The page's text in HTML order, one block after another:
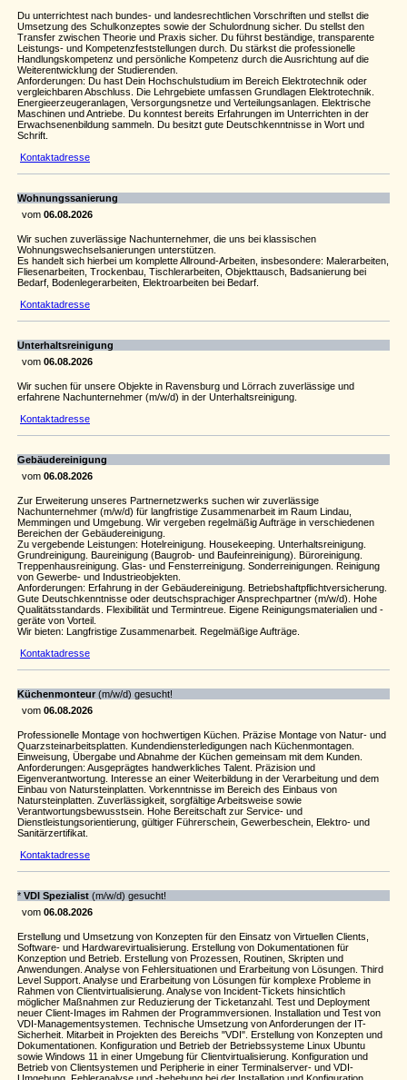
Du unterrichtest nach bundes- und landesrechtlichen Vorschriften und stellst die
Umsetzung des Schulkonzeptes sowie der Schulordnung sicher. Du stellst den
Transfer zwischen Theorie und Praxis sicher. Du führst beständige, transparente
Leistungs- und Kompetenzfeststellungen durch. Du stärkst die professionelle
Handlungskompetenz und persönliche Kompetenz durch die Ausrichtung auf die
Weiterentwicklung der Studierenden.
Anforderungen: Du hast Dein Hochschulstudium im Bereich Elektrotechnik oder
vergleichbaren Abschluss. Die Lehrgebiete umfassen Grundlagen Elektrotechnik.
Energieerzeugeranlagen, Versorgungsnetze und Verteilungsanlagen. Elektrische
Maschinen und Antriebe. Du konntest bereits Erfahrungen im Unterrichten in der
Erwachsenenbildung sammeln. Du besitzt gute Deutschkenntnisse in Wort und
Schrift.
Kontaktadresse
Wohnungssanierung
vom 06.08.2026
Wir suchen zuverlässige Nachunternehmer, die uns bei klassischen
Wohnungswechselsanierungen unterstützen.
Es handelt sich hierbei um komplette Allround-Arbeiten, insbesondere: Malerarbeiten,
Fliesenarbeiten, Trockenbau, Tischlerarbeiten, Objekttausch, Badsanierung bei
Bedarf, Bodenlegerarbeiten, Elektroarbeiten bei Bedarf.
Kontaktadresse
Unterhaltsreinigung
vom 06.08.2026
Wir suchen für unsere Objekte in Ravensburg und Lörrach zuverlässige und
erfahrene Nachunternehmer (m/w/d) in der Unterhaltsreinigung.
Kontaktadresse
Gebäudereinigung
vom 06.08.2026
Zur Erweiterung unseres Partnernetzwerks suchen wir zuverlässige
Nachunternehmer (m/w/d) für langfristige Zusammenarbeit im Raum Lindau,
Memmingen und Umgebung. Wir vergeben regelmäßig Aufträge in verschiedenen
Bereichen der Gebäudereinigung.
Zu vergebende Leistungen: Hotelreinigung. Housekeeping. Unterhaltsreinigung.
Grundreinigung. Baureinigung (Baugrob- und Baufeinreinigung). Büroreinigung.
Treppenhausreinigung. Glas- und Fensterreinigung. Sonderreinigungen. Reinigung
von Gewerbe- und Industrieobjekten.
Anforderungen: Erfahrung in der Gebäudereinigung. Betriebshaftpflichtversicherung.
Gute Deutschkenntnisse oder deutschsprachiger Ansprechpartner (m/w/d). Hohe
Qualitätsstandards. Flexibilität und Termintreue. Eigene Reinigungsmaterialien und -
geräte von Vorteil.
Wir bieten: Langfristige Zusammenarbeit. Regelmäßige Aufträge.
Kontaktadresse
Küchenmonteur (m/w/d) gesucht!
vom 06.08.2026
Professionelle Montage von hochwertigen Küchen. Präzise Montage von Natur- und
Quarzsteinarbeitsplatten. Kundendiensterledigungen nach Küchenmontagen.
Einweisung, Übergabe und Abnahme der Küchen gemeinsam mit dem Kunden.
Anforderungen: Ausgeprägtes handwerkliches Talent. Präzision und
Eigenverantwortung. Interesse an einer Weiterbildung in der Verarbeitung und dem
Einbau von Natursteinplatten. Vorkenntnisse im Bereich des Einbaus von
Natursteinplatten. Zuverlässigkeit, sorgfältige Arbeitsweise sowie
Verantwortungsbewusstsein. Hohe Bereitschaft zur Service- und
Dienstleistungsorientierung, gültiger Führerschein, Gewerbeschein, Elektro- und
Sanitärzertifikat.
Kontaktadresse
* VDI Spezialist (m/w/d) gesucht!
vom 06.08.2026
Erstellung und Umsetzung von Konzepten für den Einsatz von Virtuellen Clients,
Software- und Hardwarevirtualisierung. Erstellung von Dokumentationen für
Konzeption und Betrieb. Erstellung von Prozessen, Routinen, Skripten und
Anwendungen. Analyse von Fehlersituationen und Erarbeitung von Lösungen. Third
Level Support. Analyse und Erarbeitung von Lösungen für komplexe Probleme in
Rahmen von Clientvirtualisierung. Analyse von Incident-Tickets hinsichtlich
möglicher Maßnahmen zur Reduzierung der Ticketanzahl. Test und Deployment
neuer Client-Images im Rahmen der Programmversionen. Installation und Test von
VDI-Managementsystemen. Technische Umsetzung von Anforderungen der IT-
Sicherheit. Mitarbeit in Projekten des Bereichs "VDI". Erstellung von Konzepten und
Dokumentationen. Konfiguration und Betrieb der Betriebssysteme Linux Ubuntu
sowie Windows 11 in einer Umgebung für Clientvirtualisierung. Konfiguration und
Betrieb von Clientsystemen und Peripherie in einer Terminalserver- und VDI-